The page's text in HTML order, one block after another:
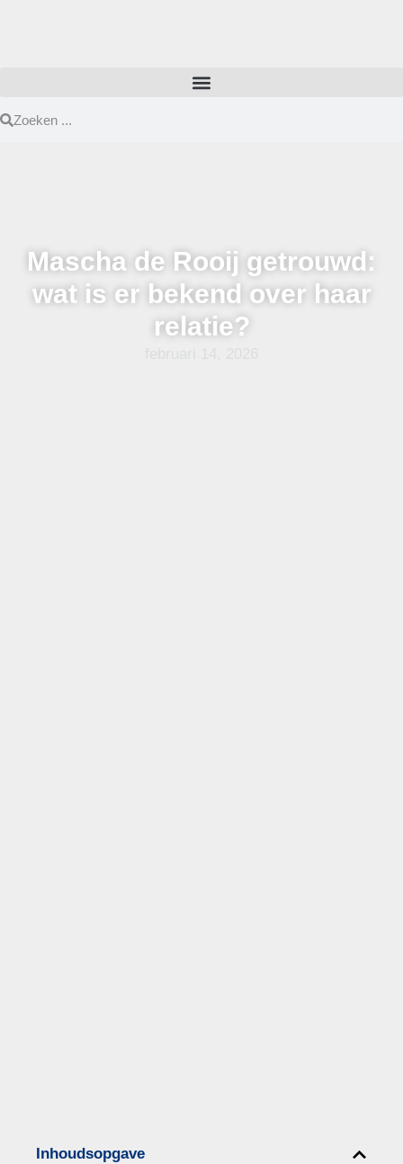
Mascha de Rooij getrouwd:
wat is er bekend over haar
relatie?
Inhoudsopgave